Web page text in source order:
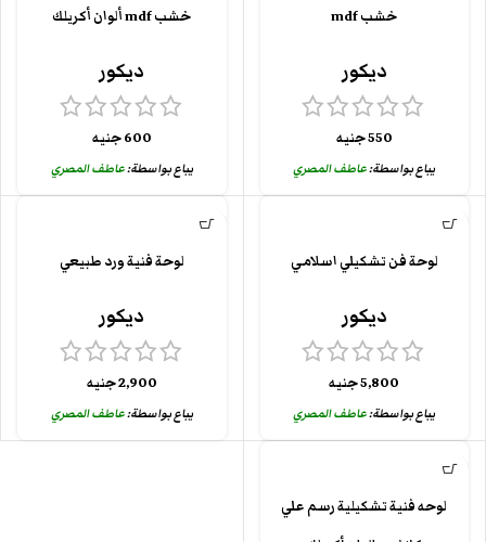
خشب mdf
ديكور
550جنيه
يباع بواسطة:عاطف المصري
خشب mdf ألوان أكريلك
ديكور
600جنيه
يباع بواسطة:عاطف المصري
لوحة فن تشكيلي اسلامي
ديكور
5,800جنيه
يباع بواسطة:عاطف المصري
لوحة فنية ورد طبيعي
ديكور
2,900جنيه
يباع بواسطة:عاطف المصري
لوحه فنية تشكيلية رسم علي